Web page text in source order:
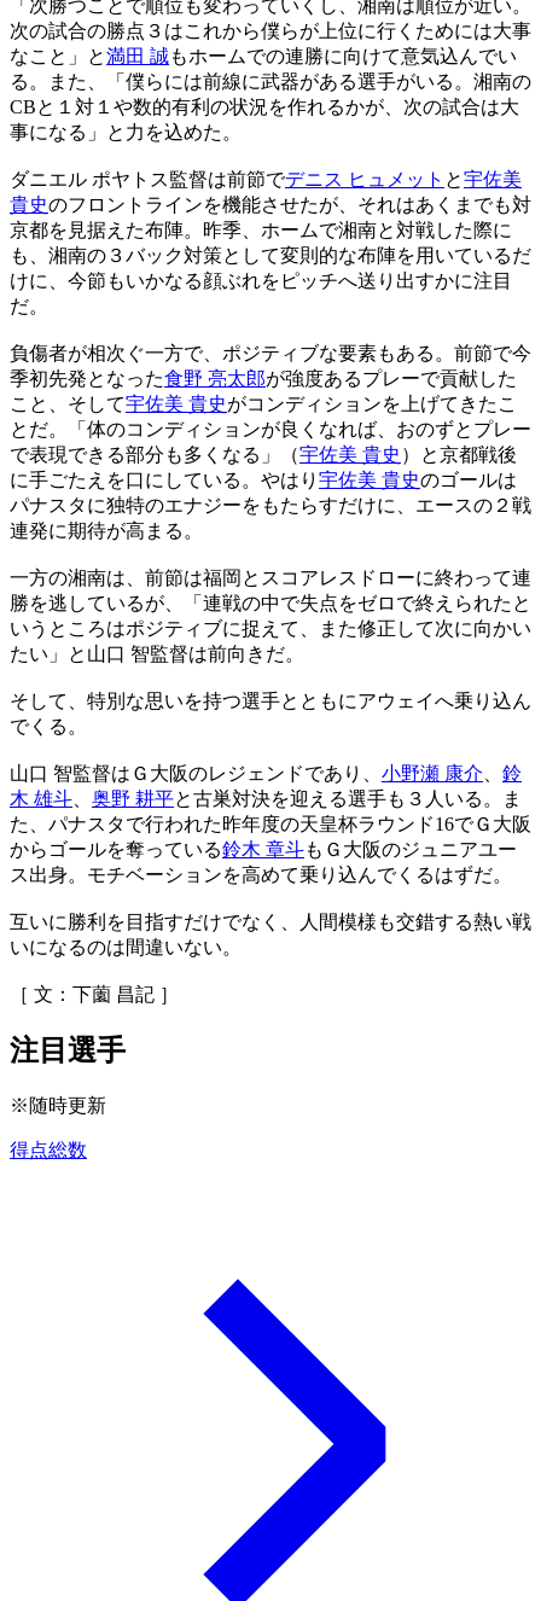
「次勝つことで順位も変わっていくし、湘南は順位が近い。
次の試合の勝点３はこれから僕らが上位に行くためには大事
なこと」と満田 誠もホームでの連勝に向けて意気込んでい
る。また、「僕らには前線に武器がある選手がいる。湘南の
CBと１対１や数的有利の状況を作れるかが、次の試合は大
事になる」と力を込めた。
ダニエル ポヤトス監督は前節でデニス ヒュメット と宇佐美
貴史のフロントラインを機能させたが、それはあくまでも対
京都を見据えた布陣。昨季、ホームで湘南と対戦した際に
も、湘南の３バック対策として変則的な布陣を用いているだ
けに、今節もいかなる顔ぶれをピッチへ送り出すかに注目
だ。
負傷者が相次ぐ一方で、ポジティブな要素もある。前節で今
季初先発となった食野 亮太郎が強度あるプレーで貢献した
こと、そして宇佐美 貴史がコンディションを上げてきたこ
とだ。「体のコンディションが良くなれば、おのずとプレー
で表現できる部分も多くなる」（宇佐美 貴史 ）と京都戦後
に手ごたえを口にしている。やはり 宇佐美 貴史のゴールは
パナスタに独特のエナジーをもたらすだけに、エースの２戦
連発に期待が高まる。
一方の湘南は、前節は福岡とスコアレスドローに終わって連
勝を逃しているが、「連戦の中で失点をゼロで終えられたと
いうところはポジティブに捉えて、また修正して次に向かい
たい」と山口 智監督は前向きだ。
そして、特別な思いを持つ選手とともにアウェイへ乗り込ん
でくる。
山口 智監督はＧ大阪のレジェンドであり、 小野瀬 康介
鈴
木 雄斗
奥野 耕平と古巣対決を迎える選手も３人いる。ま
た、パナスタで行われた昨年度の天皇杯ラウンド16でＧ大阪
からゴールを奪っている鈴木 章斗もＧ大阪のジュニアユー
ス出身。モチベーションを高めて乗り込んでくるはずだ。
互いに勝利を目指すだけでなく、人間模様も交錯する熱い戦
いになるのは間違いない。
［ 文：下薗 昌記 ］
注目選手
※随時更新
得点総数